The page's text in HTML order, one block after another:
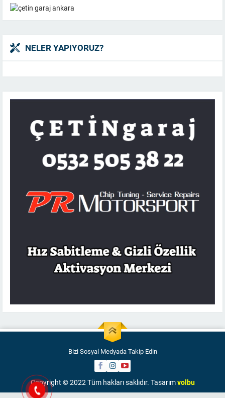
NELER YAPIYORUZ?
Bizi Sosyal Medyada Takip Edin
Copyright © 2022 Tüm hakları saklıdır. Tasarımvolbu